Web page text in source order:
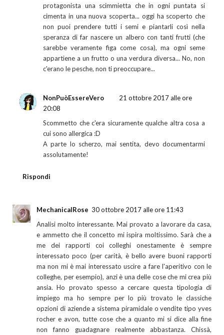
protagonista una scimmietta che in ogni puntata si
cimenta in una nuova scoperta... oggi ha scoperto che
non puoi prendere tutti i semi e piantarli così nella
speranza di far nascere un albero con tanti frutti (che
sarebbe veramente figa come cosa), ma ogni seme
appartiene a un frutto o una verdura diversa... No, non
c'erano le pesche, non ti preoccupare...
NonPuòEssereVero
21 ottobre 2017 alle ore
20:08
Scommetto che c'era sicuramente qualche altra cosa a
cui sono allergica :D
A parte lo scherzo, mai sentita, devo documentarmi
assolutamente!
Rispondi
MechanicalRose 30 ottobre 2017 alle ore 11:43
Analisi molto interessante. Mai provato a lavorare da casa,
e ammetto che il concetto mi ispira moltissimo. Sarà che a
me dei rapporti coi colleghi onestamente è sempre
interessato poco (per carità, è bello avere buoni rapporti
ma non mi è mai interessato uscire a fare l'aperitivo con le
colleghe, per esempio), anzi è una delle cose che mi crea più
ansia. Ho provato spesso a cercare questa tipologia di
impiego ma ho sempre per lo più trovato le classiche
opzioni di aziende a sistema piramidale o vendite tipo yves
rocher e avon, tutte cose che a quanto mi si dice alla fine
non fanno guadagnare realmente abbastanza. Chissà,